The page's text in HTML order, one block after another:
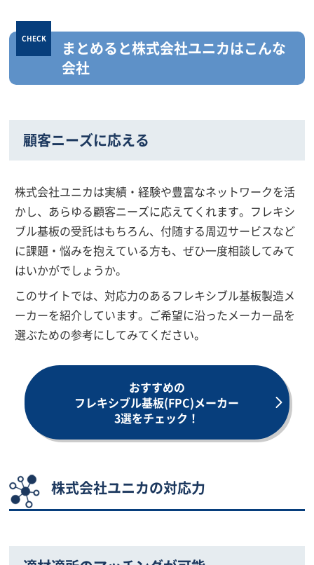
まとめると株式会社ユニカはこんな
会社
顧客ニーズに応える
株式会社ユニカは実績・経験や豊富なネットワークを活
かし、あらゆる顧客ニーズに応えてくれます。フレキシ
ブル基板の受託はもちろん、付随する周辺サービスなど
に課題・悩みを抱えている方も、ぜひ一度相談してみて
はいかがでしょうか。
このサイトでは、対応力のあるフレキシブル基板製造メ
ーカーを紹介しています。ご希望に沿ったメーカー品を
選ぶための参考にしてみてください。
おすすめの
フレキシブル基板(FPC)メーカー
3選をチェック！
株式会社ユニカの対応力